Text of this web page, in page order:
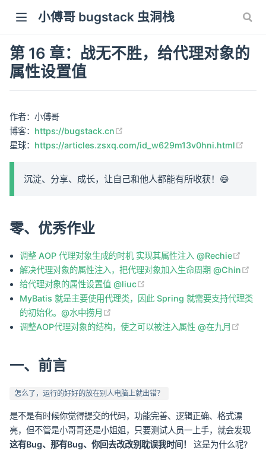
小傅哥 bugstack 虫洞栈
第 16 章：战无不胜，给代理对象的
属性设置值
作者：小傅哥
博客： https://bugstack.cn
星球： https://articles.zsxq.com/id_w629m13v0hni.html
沉淀、分享、成长，让自己和他人都能有所收获！😄
零、优秀作业
调整 AOP 代理对象生成的时机 实现其属性注入 @Rechie
解决代理对象的属性注入，把代理对象加入生命周期 @Chin
给代理对象的属性设置值 @liuc
MyBatis 就是主要使用代理类，因此 Spring 就需要支持代理类
的初始化。@水中捞月
调整AOP代理对象的结构，使之可以被注入属性 @在九月
一、前言
怎么了，运行的好好的放在别人电脑上就出错？
是不是有时候你觉得提交的代码，功能完善、逻辑正确、格式漂
亮，但不管是小哥哥还是小姐姐，只要测试人员一上手，就会发现
这有Bug、那有Bug、你回去改改别耽误我时间！
这是为什么呢?